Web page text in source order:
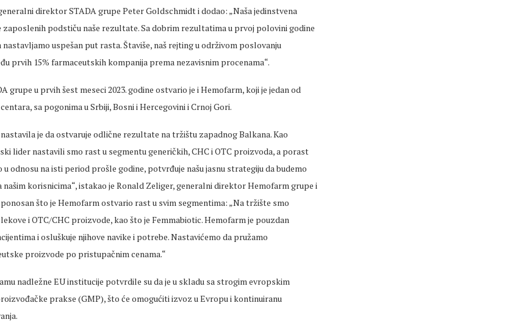
direktor STADA grupe Peter Goldschmidt i dodao: „Naša jedinstvena
zaposlenih podstiču naše rezultate. Sa dobrim rezultatima u prvoj polovini godine
uspešan put rasta. Štaviše, naš rejting u održivom poslovanju
prvih 15% farmaceutskih kompanija prema nezavisnim procenama“.
grupe u prvih šest meseci 2023. godine ostvario je i Hemofarm, koji je jedan od
sa pogonima u Srbiji, Bosni i Hercegovini i Crnoj Gori.
je da ostvaruje odlične rezultate na tržištu zapadnog Balkana. Kao
lider nastavili smo rast u segmentu generičkih, CHC i OTC proizvoda, a porast
u odnosu na isti period prošle godine, potvrđuje našu jasnu strategiju da budemo
korisnicima“, istakao je Ronald Zeliger, generalni direktor Hemofarm grupe i
što je Hemofarm ostvario rast u svim segmentima: „Na tržište smo
i OTC/CHC proizvode, kao što je Femmabiotic. Hemofarm je pouzdan
i osluškuje njihove navike i potrebe. Nastavićemo da pružamo
proizvode po pristupačnim cenama.“
nadležne EU institucije potvrdile su da je u skladu sa strogim evropskim
prakse (GMP), što će omogućiti izvoz u Evropu i kontinuiranu